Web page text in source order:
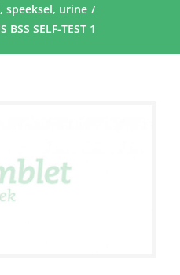
speeksel, urine
BSS SELF-TEST 1